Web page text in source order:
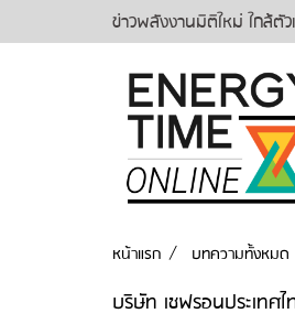
ข่าวพลังงานมิติใหม่ ใกล้ตัว
หน้าแรก บทความทั้งหมด
บริษัท เชฟรอนประเทศ